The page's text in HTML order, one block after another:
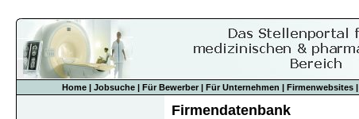
Home| Jobsuche| Für Bewerber| Für Unternehmen | Firmenwebsites|
Firmendatenbank